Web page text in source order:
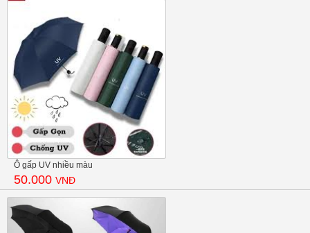
Ô gấp UV nhiều màu
50.000 VNĐ